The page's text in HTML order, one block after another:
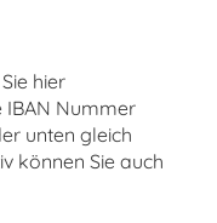
hier
IBAN Nummer
unten gleich
können Sie auch